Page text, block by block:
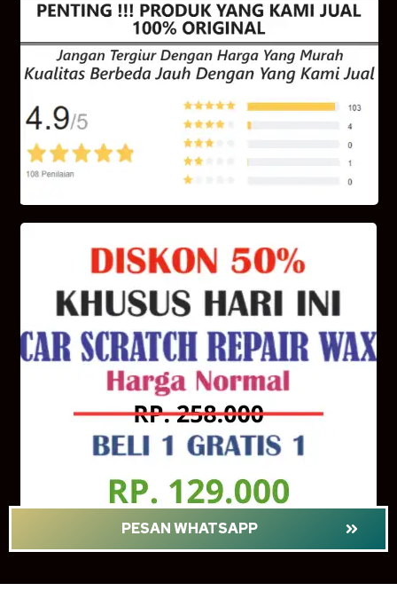
PESAN WHATSAPP